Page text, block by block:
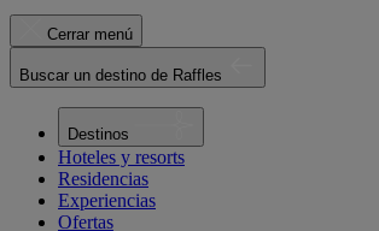
Cerrar menú
Buscar un destino de Raffles
Destinos
Hoteles y resorts
Residencias
Experiencias
Ofertas